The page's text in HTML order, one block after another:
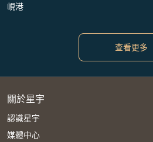
峴港
查看更多
關於星宇
認識星宇
媒體中心